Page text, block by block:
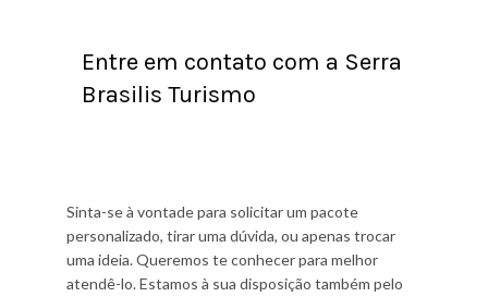
Entre em contato com a Serra
Brasilis Turismo
Sinta-se à vontade para solicitar um pacote
personalizado, tirar uma dúvida, ou apenas trocar
uma ideia. Queremos te conhecer para melhor
atendê-lo. Estamos à sua disposição também pelo